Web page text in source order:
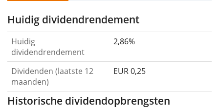
Huidig dividendrendement
Huidig
dividendrendement
2,86%
Dividenden (laatste 12
maanden)
EUR 0,25
Historische dividendopbrengsten